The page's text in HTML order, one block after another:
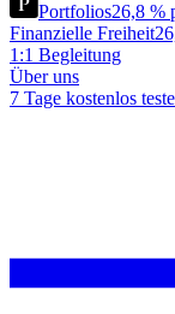
Portfolios26,8 %
Finanzielle Freiheit
1:1 Begleitung
Über uns
7 Tage kostenlos